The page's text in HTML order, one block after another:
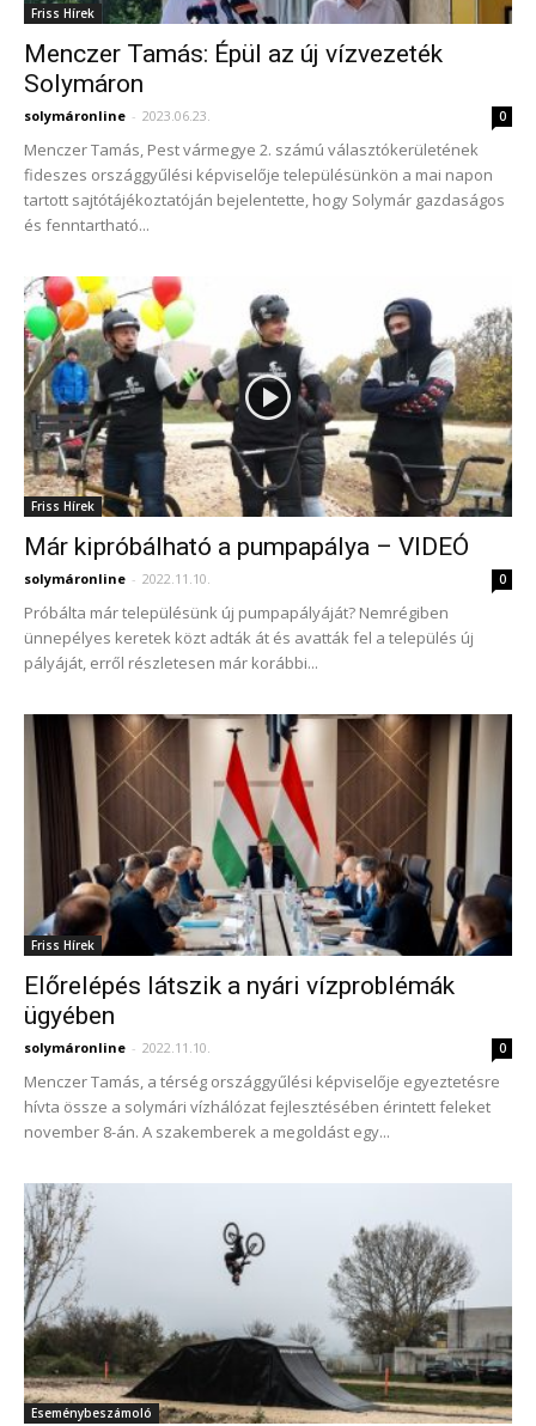
Friss Hírek
Menczer Tamás: Épül az új vízvezeték
Solymáron
solymáronline - 2023.06.23. 0
Menczer Tamás, Pest vármegye 2. számú választókerületének
fideszes országgyűlési képviselője településünkön a mai napon
tartott sajtótájékoztatóján bejelentette, hogy Solymár gazdaságos
és fenntartható...
Friss Hírek
Már kipróbálható a pumpapálya – VIDEÓ
solymáronline - 2022.11.10. 0
Próbálta már településünk új pumpapályáját? Nemrégiben
ünnepélyes keretek közt adták át és avatták fel a település új
pályáját, erről részletesen már korábbi...
Friss Hírek
Előrelépés látszik a nyári vízproblémák
ügyében
solymáronline - 2022.11.10. 0
Menczer Tamás, a térség országgyűlési képviselője egyeztetésre
hívta össze a solymári vízhálózat fejlesztésében érintett feleket
november 8-án. A szakemberek a megoldást egy...
Eseménybeszámoló